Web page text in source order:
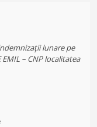
lunare pe
– CNP localitatea